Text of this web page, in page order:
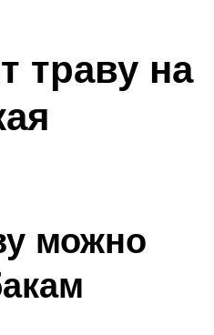
траву на
можно